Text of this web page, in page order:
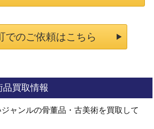
でのご依頼はこちら
買取情報
ャンルの骨董品・古美術を買取して